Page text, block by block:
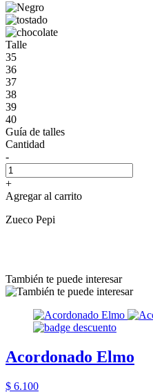
Talle
35
36
37
38
39
40
Guía de talles
Cantidad
-
+
Agregar al carrito
Zueco Pepi
También te puede interesar
Acordonado Elmo
$ 6.100